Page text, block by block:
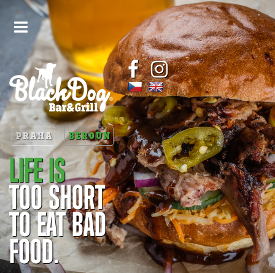
PRAHA BEROUN
LIFE IS
TOO SHORT
TO EAT BAD
FOOD.